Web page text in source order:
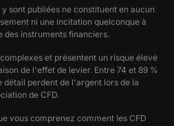
sont publiées ne constituent en aucun
ni une incitation quelconque à
des instruments financiers.
et présentent un risque élevé
de l'effet de levier. Entre 74 et 89 %
détail perdent de l'argent lors de la
de CFD.
vous comprenez comment les CFD